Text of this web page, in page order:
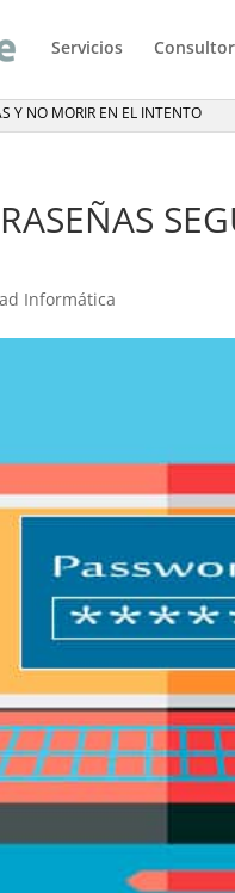
Servicios
Y NO MORIR EN EL INTENTO
Informática